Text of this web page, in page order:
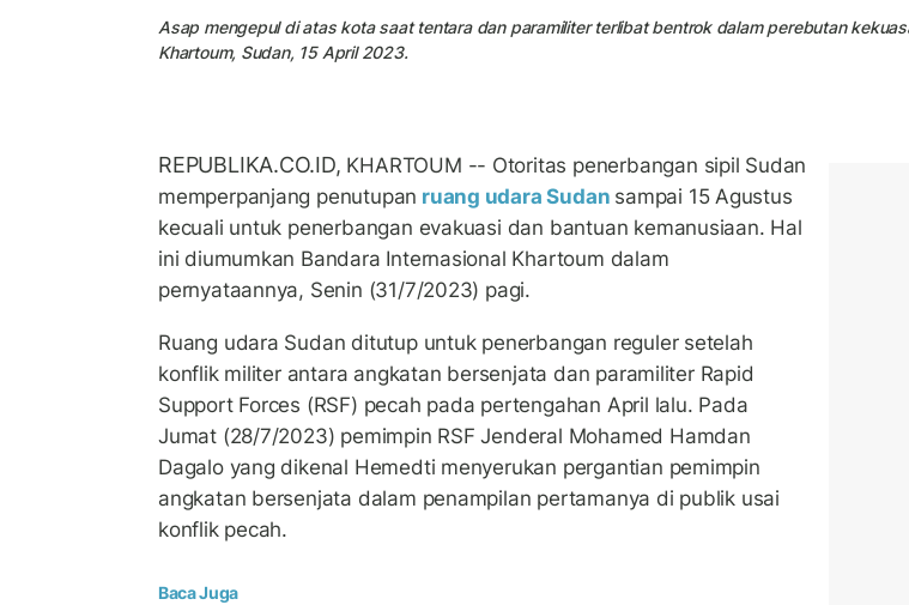
Asap mengepul di atas kota saat tentara dan paramiliter terlibat bentrok dalam perebutan
Khartoum, Sudan, 15 April 2023.
REPUBLIKA.CO.ID, KHARTOUM -- Otoritas penerbangan sipil Sudan
memperpanjang penutupan ruang udara Sudan sampai 15 Agustus
kecuali untuk penerbangan evakuasi dan bantuan kemanusiaan. Hal
ini diumumkan Bandara Internasional Khartoum dalam
pernyataannya, Senin (31/7/2023) pagi.
Ruang udara Sudan ditutup untuk penerbangan reguler setelah
konflik militer antara angkatan bersenjata dan paramiliter Rapid
Support Forces (RSF) pecah pada pertengahan April lalu. Pada
Jumat (28/7/2023) pemimpin RSF Jenderal Mohamed Hamdan
Dagalo yang dikenal Hemedti menyerukan pergantian pemimpin
angkatan bersenjata dalam penampilan pertamanya di publik usai
konflik pecah.
Baca Juga